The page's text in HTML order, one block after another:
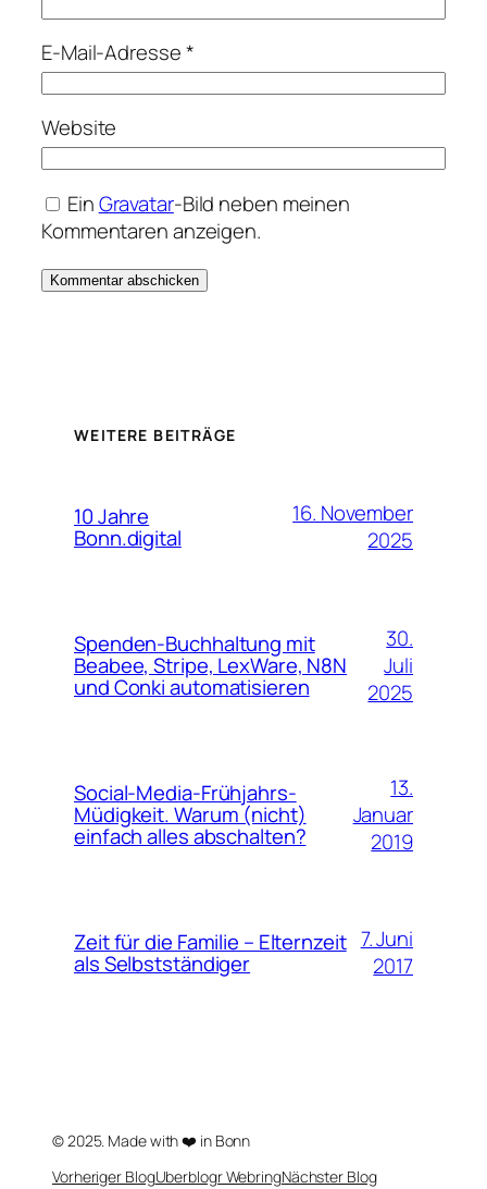
E-Mail-Adresse*
Website
EinGravatar-Bild neben meinen
Kommentaren anzeigen.
WEITERE BEITRÄGE
10 Jahre
Bonn.digital
16. November
2025
Spenden-Buchhaltung mit
Beabee, Stripe, LexWare, N8N
und Conki automatisieren
30.
Juli
2025
Social-Media-Frühjahrs-
Müdigkeit. Warum (nicht)
einfach alles abschalten?
13.
Januar
2019
Zeit für die Familie – Elternzeit
als Selbstständiger
7. Juni
2017
© 2025. Made with ❤️ in Bonn
Vorheriger BlogUberblogr WebringNächster Blog